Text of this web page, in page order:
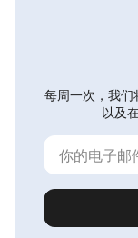
每周一次，我们
以及